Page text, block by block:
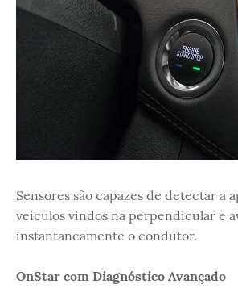
Sensores são capazes de detectar a
veículos vindos na perpendicular e
instantaneamente o condutor.
OnStar com Diagnóstico Avançado